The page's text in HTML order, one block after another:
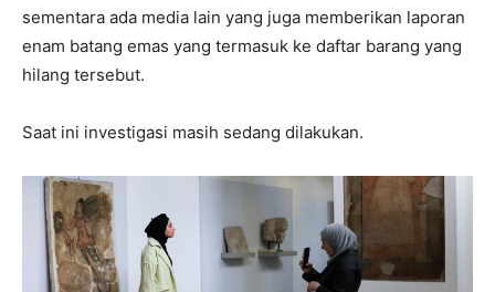
sementara ada media lain yang juga memberikan laporan
enam batang emas yang termasuk ke daftar barang yang
hilang tersebut.
Saat ini investigasi masih sedang dilakukan.